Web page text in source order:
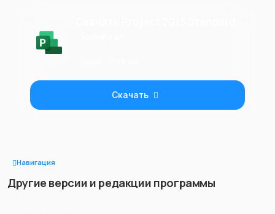
Скачать
Навигация
Другие версии и редакции программы